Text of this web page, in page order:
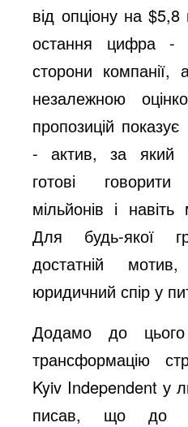
від опціону на
остання цифра -
сторони компанії,
незалежною
пропозицій
- актив, за який
готові
мільйонів і навіть
Для будь-якої
достатній
юридичний спір у
Додамо до
трансформацію
Kyiv Independent у
писав, що до